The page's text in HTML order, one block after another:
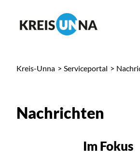
Kreis-Unna > Serviceportal >
Nachrichten
Im Fokus